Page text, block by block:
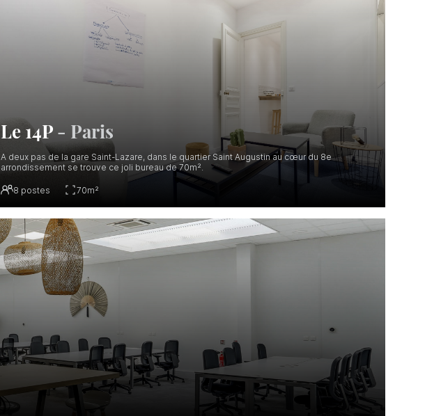
Le 14P- Paris
A deux pas de la gare Saint-Lazare, dans le quartier Saint Augustin au cœur du 8e
arrondissement se trouve ce joli bureau de 70m².
8 postes 70m²